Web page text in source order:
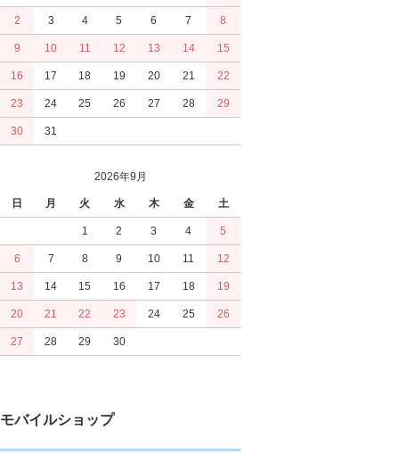
2 3 4 5 6 7 8
9 10 11 12 13 14 15
16 17 18 19 20 21 22
23 24 25 26 27 28 29
30 31
2026年9月
日 月 火 水 木 金 土
1 2 3 4 5
6 7 8 9 10 11 12
13 14 15 16 17 18 19
20 21 22 23 24 25 26
27 28 29 30
モバイルショップ